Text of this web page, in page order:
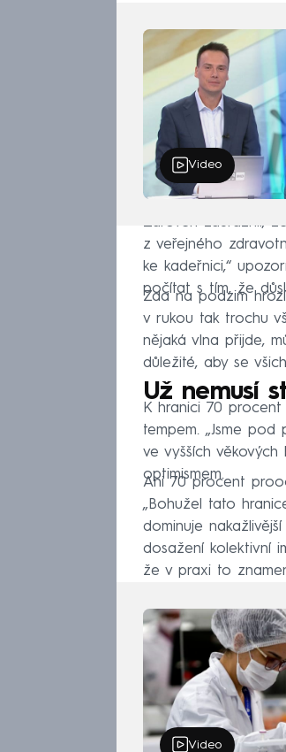
Video
Zároveň zdůraznil,
z veřejného
ke kadeřnici,“
počítat s tím, že
Zda na podzim
v rukou tak trochu
nějaká vlna přijde,
důležité, aby se
Už nemusí
K hranici 70
tempem. „Jsme
ve vyšších věkových
optimismem.
Ani 70 procent
„Bohužel tato
dominuje
dosažení kolektivní
že v praxi to
Video